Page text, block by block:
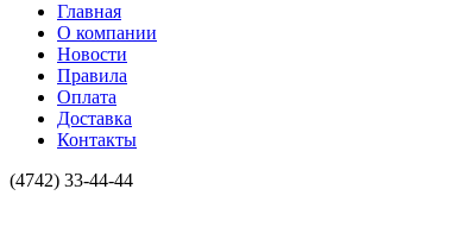
Главная
О компании
Новости
Правила
Оплата
Доставка
Контакты
(4742) 33-44-44